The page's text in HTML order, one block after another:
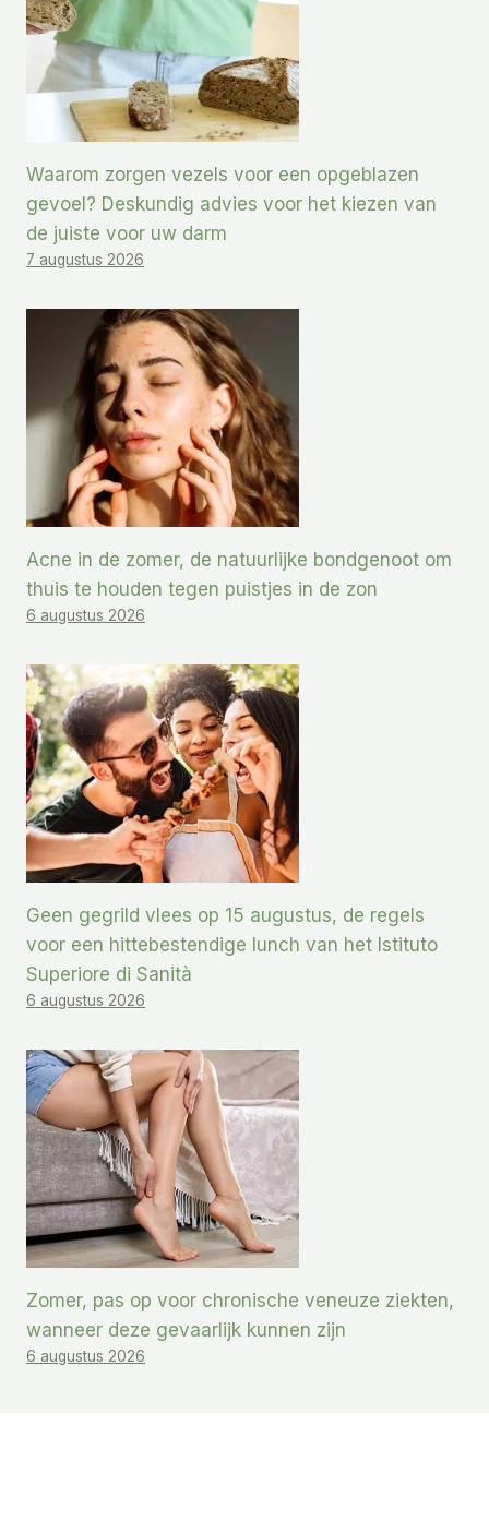
Waarom zorgen vezels voor een opgeblazen
gevoel? Deskundig advies voor het kiezen van
de juiste voor uw darm
7 augustus 2026
Acne in de zomer, de natuurlijke bondgenoot om
thuis te houden tegen puistjes in de zon
6 augustus 2026
Geen gegrild vlees op 15 augustus, de regels
voor een hittebestendige lunch van het Istituto
Superiore di Sanità
6 augustus 2026
Zomer, pas op voor chronische veneuze ziekten,
wanneer deze gevaarlijk kunnen zijn
6 augustus 2026